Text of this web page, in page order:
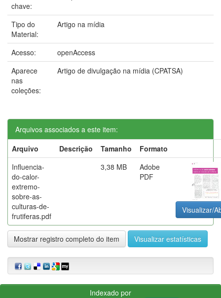
chave:
Tipo do
Material:
Artigo na mídia
Acesso:
openAccess
Aparece
nas
coleções:
Artigo de divulgação na mídia (CPATSA)
Arquivos associados a este item:
Arquivo
Descrição Tamanho
Formato
Influencia-
do-calor-
extremo-
sobre-as-
culturas-de-
frutiferas.pdf
3,38 MB
Adobe
PDF
Visualizar/
Mostrar registro completo do item Visualizar estatísticas
Indexado por